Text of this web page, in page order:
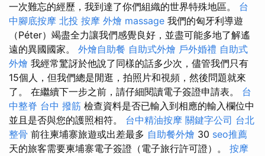
一次難忘的經歷，我到達了你們組織的世界特殊地區。 台
中腳底按摩 北投 按摩 外燴 massage 我們的匈牙利導遊
（Péter）竭盡全力讓我們感覺良好，並盡可能多地了解遙
遠的異國國家。 外燴自助餐 自助式外燴 戶外婚禮 自助式
外燴 我經常驚訝於他說了同樣的話多少次，儘管我們只有
15個人，但我們總是閒逛，拍照片和視頻，然後問題就來
了。 在繼續下一步之前，請仔細閱讀電子簽證申請表。 台
中整脊 台中 撥筋 檢查資料是否已輸入到相應的輸入欄位中
並且是否與您的護照相符。 台中精油按摩 關鍵字公司 台北
整骨 前往柬埔寨旅遊或出差最多 自助餐外燴 30 seo推薦
天的旅客需要柬埔寨電子簽證（電子旅行許可證）。 按摩